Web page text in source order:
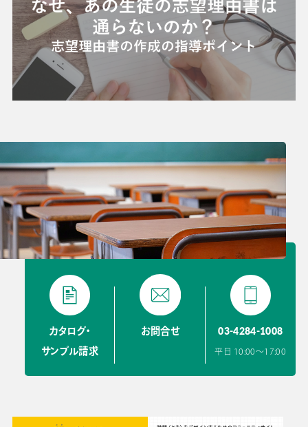
カタログ・
サンプル請求
お問合せ 03-4284-1008
平日 10:00〜17:00